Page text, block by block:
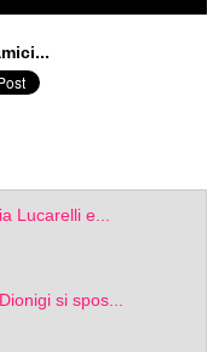
Lucarelli e...
si spos...